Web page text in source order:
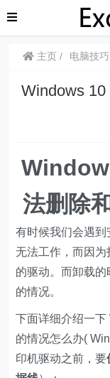
主页 电脑技巧
Windows
法删除
有时候我们会遇
无法工作，而因
的驱动。而卸载
的情况。
下面详细介绍一
的情况怎么办(
印机驱动之前，要